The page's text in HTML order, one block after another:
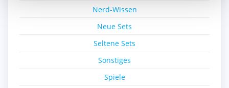
Nerd-Wissen
Neue Sets
Seltene Sets
Sonstiges
Spiele